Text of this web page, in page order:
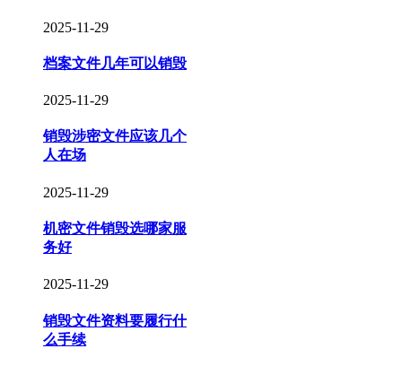
2025-11-29
档案文件几年可以销毁
2025-11-29
销毁涉密文件应该几个
人在场
2025-11-29
机密文件销毁选哪家服
务好
2025-11-29
销毁文件资料要履行什
么手续